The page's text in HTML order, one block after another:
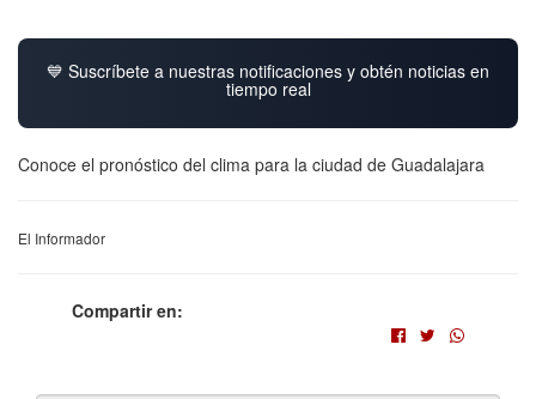
💙 Suscríbete a nuestras notificaciones y obtén noticias en
tiempo real
Conoce el pronóstico del clima para la ciudad de Guadalajara
El Informador
Compartir en: